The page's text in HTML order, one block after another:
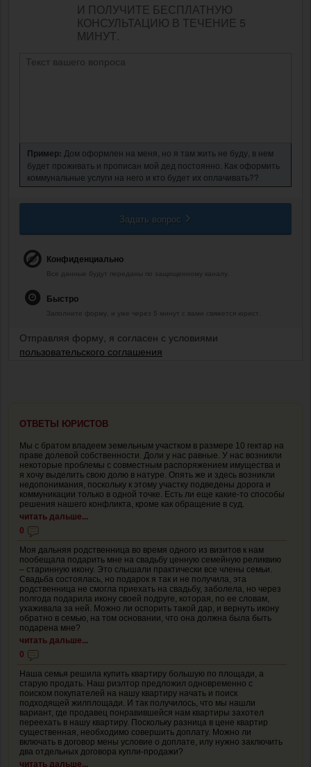
И ПОЛУЧИТЕ БЕСПЛАТНУЮ
КОНСУЛЬТАЦИЮ В ТЕЧЕНИЕ 5
МИНУТ.
Пример: Дом оформлен на меня, но я там жить не буду, в нем
будет проживать и прописан мой дед постоянно. Как оформить
коммунальные услуги на него и кто будет их оплачивать??
Задать вопрос
Конфиденциально
Все данные будут переданы по защищенному каналу.
Быстро
Заполните форму, и уже через 5 минут с вами свяжется юрист.
Отправляя форму, я согласен с условиями
пользовательского соглашения
ОТВЕТЫ ЮРИСТОВ
Мы с братом владеем земельным участком в размере 10 гектар на
праве долевой собственности. Доли у нас равные. У нас возникли
некоторые проблемы с совместным распоряжением имущества и
я хочу выделить свою долю в натуре. Опять же и здесь возникли
недопонимания, поскольку к этому участку подведены дорога и
коммуникации только в одной точке. Есть ли еще какие-то способы
решения нашего конфликта, кроме как обращение в суд.
читать дальше...
0
Моя дальняя родственница во время одного из визитов к нам
пообещала подарить мне на свадьбу ценную семейную реликвию
– старинную икону. Это слышали практически все члены семьи.
Свадьба состоялась, но подарок я так и не получила, эта
родственница не смогла приехать на свадьбу, заболела, но через
полгода подарила икону своей подруге, которая, по ее словам,
ухаживала за ней. Можно ли оспорить такой дар, и вернуть икону
обратно в семью, на том основании, что она должна была быть
подарена мне?
читать дальше...
0
Наша семья решила купить квартиру большую по площади, а
старую продать. Наш риэлтор предложил одновременно с
поиском покупателей на нашу квартиру начать и поиск
подходящей жилплощади. И так получилось, что мы нашли
вариант, где продавец понравившейся нам квартиры захотел
переехать в нашу квартиру. Поскольку разница в цене квартир
существенная, необходимо совершить доплату. Можно ли
включать в договор мены условие о доплате, илу нужно заключить
два отдельных договора купли-продажи?
читать дальше...